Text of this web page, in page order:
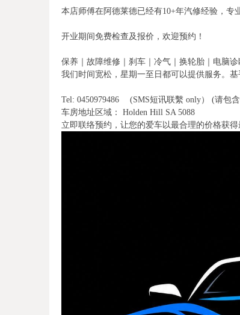
本店师傅在阿德莱德已经有10+年汽修经验，专
开业期间免费检查及报价，欢迎预约！
保养｜故障维修｜刹车｜冷气｜换轮胎｜电脑
我们时间宽松，星期一至日都可以提供服务。
Tel: 0450979486 (SMS短讯联繫 only） (请包
车房地址区域： Holden Hill SA 5088
立即联络预约，让您的爱车以最合理的价格获得